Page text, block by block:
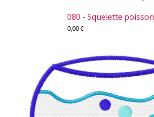
080 - Squelette poisson
0,00€